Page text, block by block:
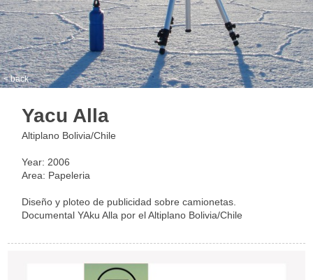
< back
Yacu Alla
Altiplano Bolivia/Chile
Year: 2006
Area: Papeleria
Diseño y ploteo de publicidad sobre camionetas.
Documental YAku Alla por el Altiplano Bolivia/Chile